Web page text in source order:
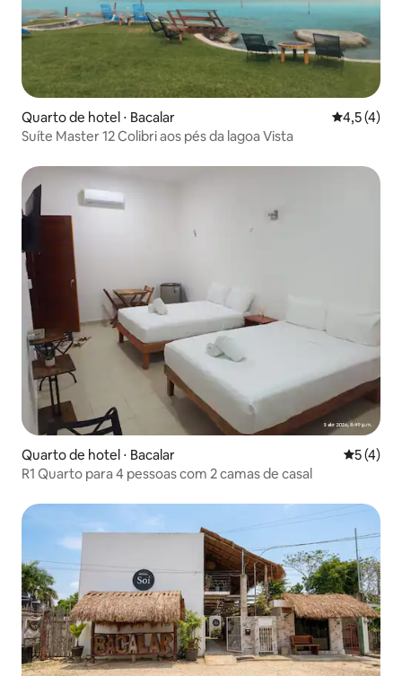
Quarto de hotel ⋅ Bacalar 4,5 de
4,5 (4)
Suíte Master 12 Colibri aos pés da lagoa Vista
Quarto de hotel ⋅ Bacalar 5 de
5 (4)
R1 Quarto para 4 pessoas com 2 camas de casal